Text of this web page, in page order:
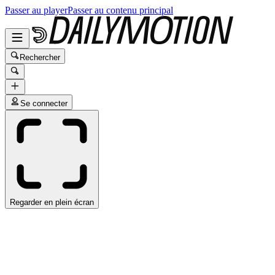
Passer au playerPasser au contenu principal
Rechercher
Se connecter
Regarder en plein écran